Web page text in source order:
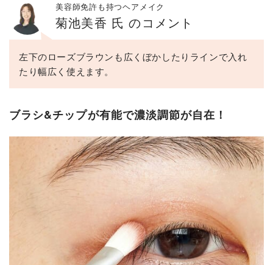
美容師免許も持つヘアメイク
菊池美香 氏 のコメント
左下のローズブラウンも広くぼかしたりラインで入れ
たり幅広く使えます。
ブラシ&チップが有能で濃淡調節が自在！